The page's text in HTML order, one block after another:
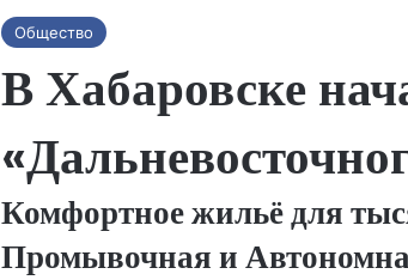
Общество
В Хабаровске
Комфортное жильё для
Промывочная и